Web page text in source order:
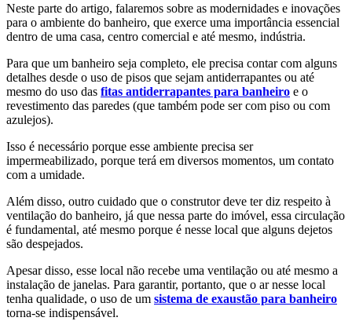
Neste parte do artigo, falaremos sobre as modernidades e inovações
para o ambiente do banheiro, que exerce uma importância essencial
dentro de uma casa, centro comercial e até mesmo, indústria.
Para que um banheiro seja completo, ele precisa contar com alguns
detalhes desde o uso de pisos que sejam antiderrapantes ou até
mesmo do uso das fitas antiderrapantes para banheiro e o
revestimento das paredes (que também pode ser com piso ou com
azulejos).
Isso é necessário porque esse ambiente precisa ser
impermeabilizado, porque terá em diversos momentos, um contato
com a umidade.
Além disso, outro cuidado que o construtor deve ter diz respeito à
ventilação do banheiro, já que nessa parte do imóvel, essa circulação
é fundamental, até mesmo porque é nesse local que alguns dejetos
são despejados.
Apesar disso, esse local não recebe uma ventilação ou até mesmo a
instalação de janelas. Para garantir, portanto, que o ar nesse local
tenha qualidade, o uso de um sistema de exaustão para banheiro
torna-se indispensável.